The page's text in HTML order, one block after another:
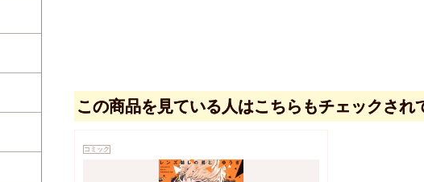
この商品を見ている人はこちらもチェックされ
コミック